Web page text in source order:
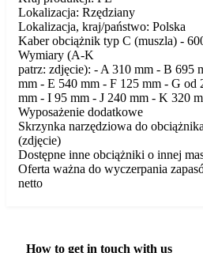
Lokalizacja: Rzędziany
Lokalizacja, kraj/państwo: Polska
Kaber obciążnik typ C (muszla) -
Wymiary (A-K
patrz: zdjęcie): - A 310 mm - B 695
mm - E 540 mm - F 125 mm - G od
mm - I 95 mm - J 240 mm - K 320
Wyposażenie dodatkowe
Skrzynka narzędziowa do
(zdjęcie)
Dostępne inne obciążniki o innej
Oferta ważna do wyczerpania
netto
How to get in touch with us